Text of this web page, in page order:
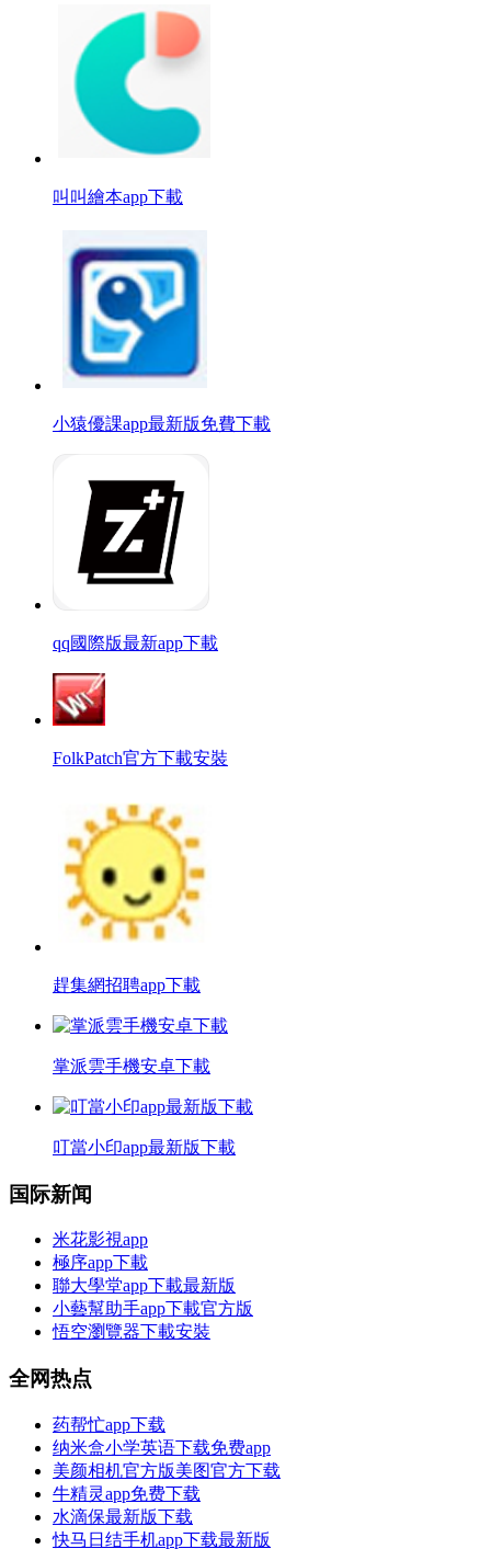
叫叫繪本app下載
小猿優課app最新版免費下載
qq國際版最新app下載
FolkPatch官方下載安裝
趕集網招聘app下載
掌派雲手機安卓下載
叮當小印app最新版下載
国际新闻
米花影視app
極序app下載
聯大學堂app下載最新版
小藝幫助手app下載官方版
悟空瀏覽器下載安裝
全网热点
药帮忙app下载
纳米盒小学英语下载免费app
美颜相机官方版美图官方下载
牛精灵app免费下载
水滴保最新版下载
快马日结手机app下载最新版